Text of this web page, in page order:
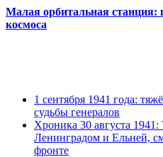
Малая орбитальная
космоса
1 сентября 1941 года:
судьбы генералов
Хроника 30 августа
Ленинградом и Ельней,
фронте